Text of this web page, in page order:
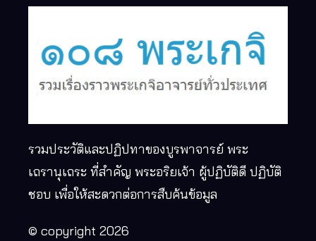
รวมประวัติและปฏิปทาของบูรพาจารย์ พระ
เถรานุเถระ ที่สำคัญ พระอริยเจ้า ผู้ปฏิบัติดี ปฏิบัติ
ชอบ เพื่อให้สะดวกต่อการสืบค้นข้อมูล
© copyright 2026